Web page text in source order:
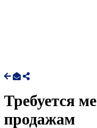
Требуется
продажам